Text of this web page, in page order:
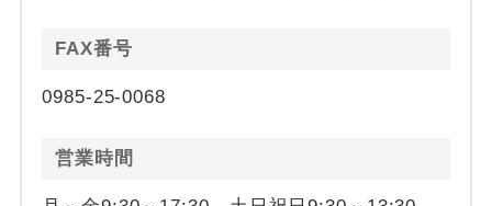
FAX番号
0985-25-0068
営業時間